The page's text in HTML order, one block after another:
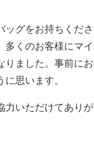
グをお持ちくだ
くのお客様にマ
ました。事前に
思います。
いただけてあり